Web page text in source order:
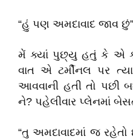
“હું પણ અમદાવાદ જાવ
મેં ક્યાં પુછ્યુ હતું કે એ
વાત એ ટર્મીનલ પર
આવવાની હતી તો પછી
ને? પહેલીવાર પ્લેનમાં
“તુ અમદાવાદમાં જ